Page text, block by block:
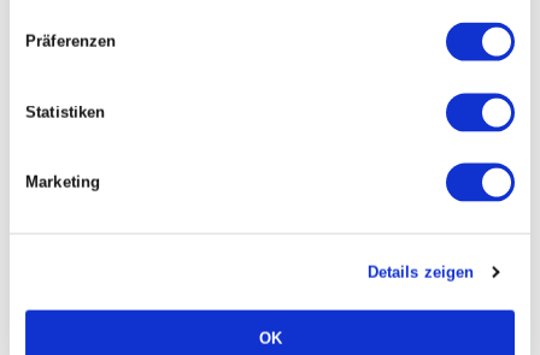
Präferenzen
Statistiken
Marketing
Details zeigen
OK
Strukturen und Arbeitsformen zu denken und
auszuprobieren sind für Netural part of the
Erfahrungsschatz, von dem die Teilnehmer*innen
Weg von Frontalbeschallung –
echte Verbindungen schaffen